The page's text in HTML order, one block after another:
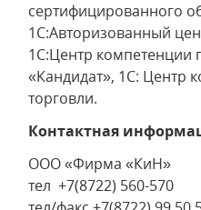
сертифицированного
1С:Авторизованный
1С:Центр компетенции
«Кандидат», 1С: Центр
торговли.
Контактная
ООО «Фирма «КиН»
тел +7(8722) 560-570